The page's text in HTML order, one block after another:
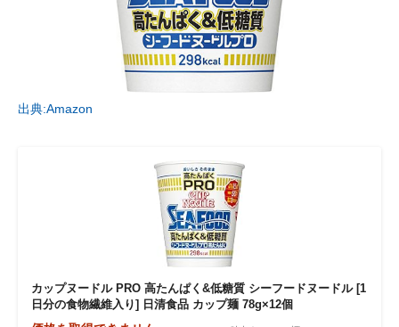
出典:Amazon
カップヌードル PRO 高たんぱく&低糖質 シーフードヌードル [1
日分の食物繊維入り] 日清食品 カップ麺 78g×12個